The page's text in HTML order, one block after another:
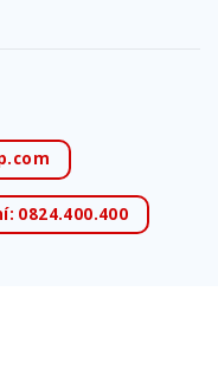
0824.400.400